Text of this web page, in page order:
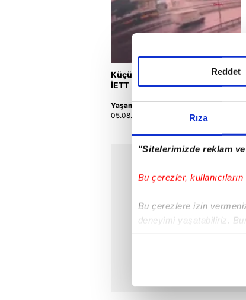
Rıza
"Sitelerimizde reklam
Bu çerezler,
Bu çerezlere izin
deneyimi yaşatabiliriz.
içerikleri sunabilmek
Reddet
Küçükçekmece'de otomobilin
İETT otobüsüne çarptığı kaza
Yaşam
05.08.2026 | 14:28